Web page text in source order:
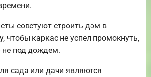
советуют строить дом в
чтобы каркас не успел промокнуть,
не под дождем.
сада или дачи являются